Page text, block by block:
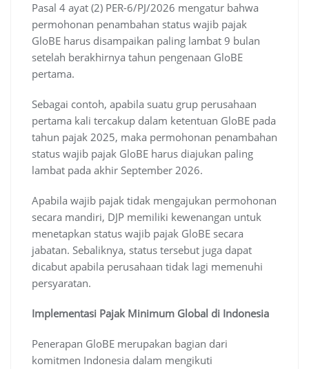
Pasal 4 ayat (2) PER-6/PJ/2026 mengatur bahwa
permohonan penambahan status wajib pajak
GloBE harus disampaikan paling lambat 9 bulan
setelah berakhirnya tahun pengenaan GloBE
pertama.
Sebagai contoh, apabila suatu grup perusahaan
pertama kali tercakup dalam ketentuan GloBE pada
tahun pajak 2025, maka permohonan penambahan
status wajib pajak GloBE harus diajukan paling
lambat pada akhir September 2026.
Apabila wajib pajak tidak mengajukan permohonan
secara mandiri, DJP memiliki kewenangan untuk
menetapkan status wajib pajak GloBE secara
jabatan. Sebaliknya, status tersebut juga dapat
dicabut apabila perusahaan tidak lagi memenuhi
persyaratan.
Implementasi Pajak Minimum Global di Indonesia
Penerapan GloBE merupakan bagian dari
komitmen Indonesia dalam mengikuti